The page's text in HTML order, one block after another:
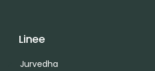
Linee
Jurvedha